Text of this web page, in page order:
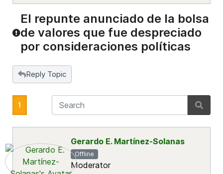
El repunte anunciado de la bolsa
de valores que fue despreciado
por consideraciones políticas
Reply Topic
1
Gerardo E. Martínez-Solanas
Offline
Moderator